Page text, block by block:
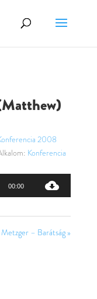
2008
Konferencia
00:00
– Barátság »